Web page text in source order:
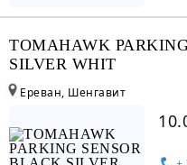
TOMAHAWK
SILVER WHIT
Ереван, Шенгавит